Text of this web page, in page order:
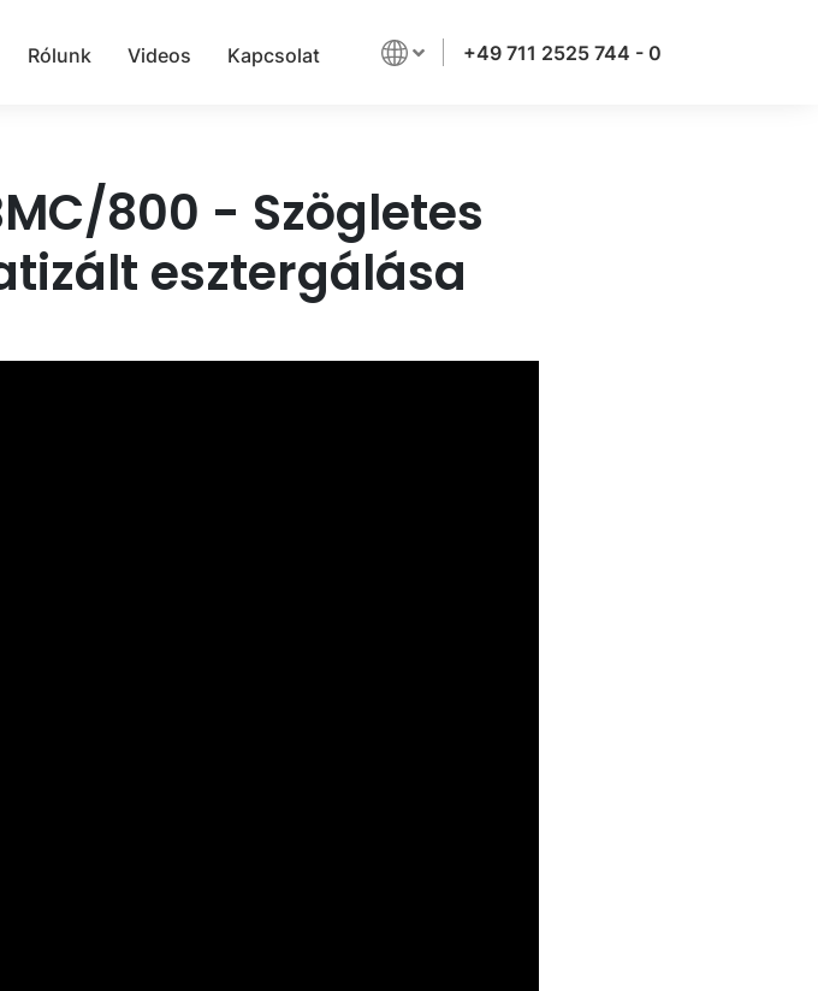
Rólunk Videos Kapcsolat +49 711 2525 744 - 0
800 - Szögletes
esztergálása